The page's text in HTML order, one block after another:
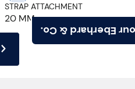
Find your
STRAP ATTACHMENT
20 MM